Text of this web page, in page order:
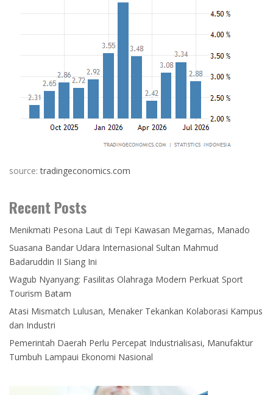
source:tradingeconomics.com
Recent Posts
Menikmati Pesona Laut di Tepi Kawasan Megamas, Manado
Suasana Bandar Udara Internasional Sultan Mahmud
Badaruddin II Siang Ini
Wagub Nyanyang: Fasilitas Olahraga Modern Perkuat Sport
Tourism Batam
Atasi Mismatch Lulusan, Menaker Tekankan Kolaborasi Kampus
dan Industri
Pemerintah Daerah Perlu Percepat Industrialisasi, Manufaktur
Tumbuh Lampaui Ekonomi Nasional